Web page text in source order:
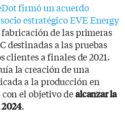
firmó un acuerdo
estratégico EVE Energy
de las primeras
destinadas a las pruebas
clientes a finales de 2021.
la creación de una
a la producción en
con el objetivo dealcanzar la
2024.